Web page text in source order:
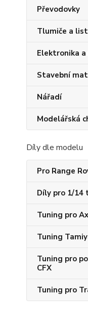
Převodovky
Tlumiče a
Elektronika
Stavební
Nářadí
Modelářská
Díly dle modelu
Pro Range
Díly pro 1/14
Tuning pro
Tuning
Tuning pro
CFX
Tuning pro